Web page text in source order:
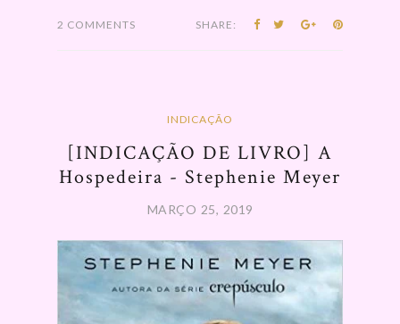
2 COMMENTS SHARE:
INDICAÇÃO
[INDICAÇÃO DE LIVRO] A
Hospedeira - Stephenie Meyer
MARÇO 25, 2019